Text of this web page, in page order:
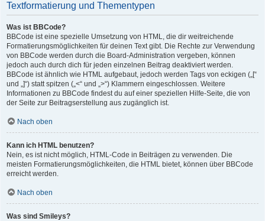
Textformatierung und Thementypen
Was ist BBCode?
BBCode ist eine spezielle Umsetzung von HTML, die dir weitreichende
Formatierungsmöglichkeiten für deinen Text gibt. Die Rechte zur Verwendung
von BBCode werden durch die Board-Administration vergeben, können
jedoch auch durch dich für jeden einzelnen Beitrag deaktiviert werden.
BBCode ist ähnlich wie HTML aufgebaut, jedoch werden Tags von eckigen („[“
und „]“) statt spitzen („<“ und „>“) Klammern eingeschlossen. Weitere
Informationen zu BBCode findest du auf einer speziellen Hilfe-Seite, die von
der Seite zur Beitragserstellung aus zugänglich ist.
Nach oben
Kann ich HTML benutzen?
Nein, es ist nicht möglich, HTML-Code in Beiträgen zu verwenden. Die
meisten Formatierungsmöglichkeiten, die HTML bietet, können über BBCode
erreicht werden.
Nach oben
Was sind Smileys?